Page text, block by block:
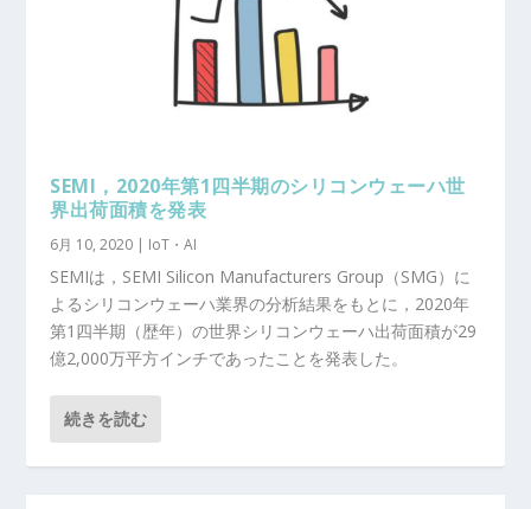
SEMI，2020年第1四半期のシリコンウェーハ世
界出荷面積を発表
6月 10, 2020 | IoT・AI
SEMIは，SEMI Silicon Manufacturers Group（SMG）に
よるシリコンウェーハ業界の分析結果をもとに，2020年
第1四半期（歴年）の世界シリコンウェーハ出荷面積が29
億2,000万平方インチであったことを発表した。
続きを読む